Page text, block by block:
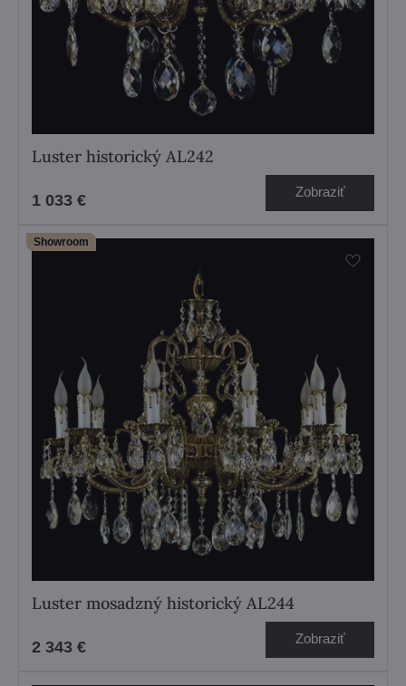
Luster historický AL242
1 033 € Zobraziť
Showroom
Luster mosadzný historický AL244
2 343 € Zobraziť